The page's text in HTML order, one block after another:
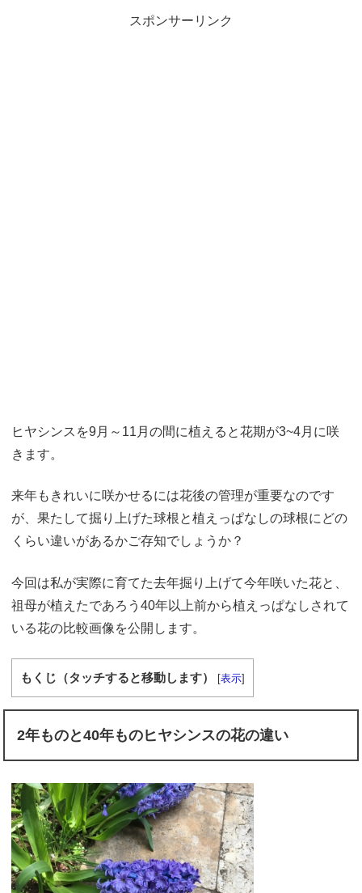
スポンサーリンク
ヒヤシンスを9月～11月の間に植えると花期が3~4月に咲
きます。
来年もきれいに咲かせるには花後の管理が重要なのです
が、果たして掘り上げた球根と植えっぱなしの球根にどの
くらい違いがあるかご存知でしょうか？
今回は私が実際に育てた去年掘り上げて今年咲いた花と、
祖母が植えたであろう40年以上前から植えっぱなしされて
いる花の比較画像を公開します。
もくじ（タッチすると移動します） [表示]
2年ものと40年ものヒヤシンスの花の違い